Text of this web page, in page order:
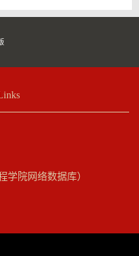
学院网络数据库）